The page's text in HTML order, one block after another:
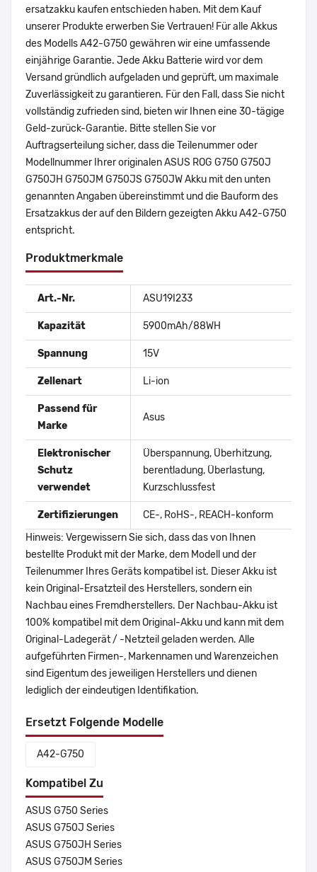
ersatzakku kaufen entschieden haben. Mit dem Kauf
unserer Produkte erwerben Sie Vertrauen! Für alle Akkus
des Modells A42-G750 gewähren wir eine umfassende
einjährige Garantie. Jede Akku Batterie wird vor dem
Versand gründlich aufgeladen und geprüft, um maximale
Zuverlässigkeit zu garantieren. Für den Fall, dass Sie nicht
vollständig zufrieden sind, bieten wir Ihnen eine 30-tägige
Geld-zurück-Garantie. Bitte stellen Sie vor
Auftragserteilung sicher, dass die Teilenummer oder
Modellnummer Ihrer originalen ASUS ROG G750 G750J
G750JH G750JM G750JS G750JW Akku mit den unten
genannten Angaben übereinstimmt und die Bauform des
Ersatzakkus der auf den Bildern gezeigten Akku A42-G750
entspricht.
Produktmerkmale
Art.-Nr. ASU19I233
Kapazität 5900mAh/88WH
Spannung 15V
Zellenart Li-ion
Passend für
Marke
Asus
Elektronischer
Schutz
verwendet
Überspannung, Überhitzung,
berentladung, Überlastung,
Kurzschlussfest
Zertifizierungen
CE-, RoHS-, REACH-konform
Hinweis: Vergewissern Sie sich, dass das von Ihnen
bestellte Produkt mit der Marke, dem Modell und der
Teilenummer Ihres Geräts kompatibel ist. Dieser Akku ist
kein Original-Ersatzteil des Herstellers, sondern ein
Nachbau eines Fremdherstellers. Der Nachbau-Akku ist
100% kompatibel mit dem Original-Akku und kann mit dem
Original-Ladegerät / -Netzteil geladen werden. Alle
aufgeführten Firmen-, Markennamen und Warenzeichen
sind Eigentum des jeweiligen Herstellers und dienen
lediglich der eindeutigen Identifikation.
Ersetzt Folgende Modelle
A42-G750
Kompatibel Zu
ASUS G750 Series
ASUS G750J Series
ASUS G750JH Series
ASUS G750JM Series